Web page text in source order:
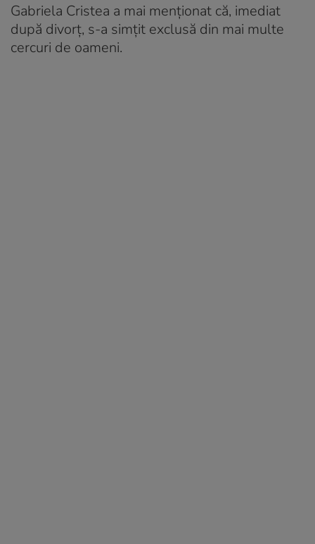
Gabriela Cristea a mai menționat că, imediat
după divorț, s-a simțit exclusă din mai multe
cercuri de oameni.